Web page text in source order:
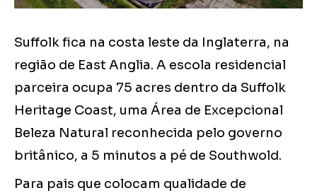
Suffolk fica na costa leste da Inglaterra, na
região de East Anglia. A escola residencial
parceira ocupa 75 acres dentro da Suffolk
Heritage Coast, uma Área de Excepcional
Beleza Natural reconhecida pelo governo
britânico, a 5 minutos a pé de Southwold.
Para pais que colocam qualidade de